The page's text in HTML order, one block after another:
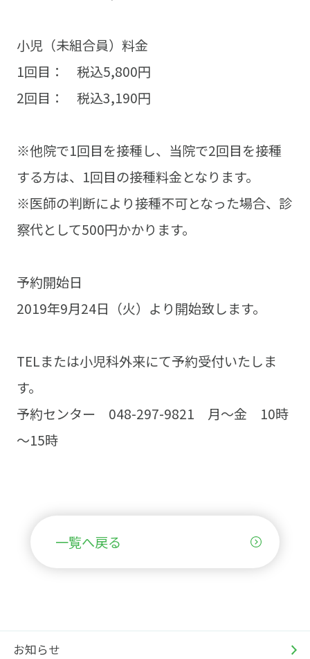
お知らせ
小児（未組合員）料金
1回目： 税込5,800円
2回目： 税込3,190円
※他院で1回目を接種し、当院で2回目を接種
する方は、1回目の接種料金となります。
※医師の判断により接種不可となった場合、診
察代として500円かかります。
予約開始日
2019年9月24日（火）より開始致します。
TELまたは小児科外来にて予約受付いたしま
す。
予約センター 048-297-9821 月～金 10時
～15時
一覧へ戻る